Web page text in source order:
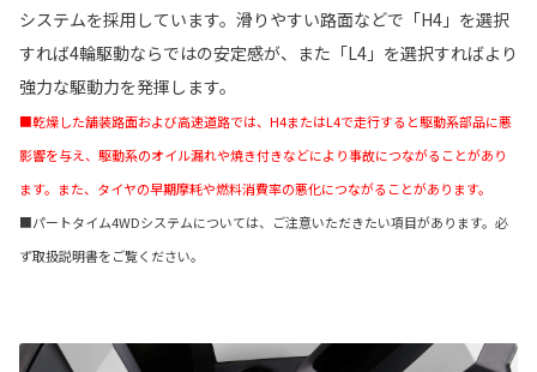
システムを採用しています。滑りやすい路面などで「H4」を選択
すれば4輪駆動ならではの安定感が、また「L4」を選択すればより
強力な駆動力を発揮します。
■乾燥した舗装路面および高速道路では、H4またはL4で走行すると駆動系部品に悪
影響を与え、駆動系のオイル漏れや焼き付きなどにより事故につながることがあり
ます。また、タイヤの早期摩耗や燃料消費率の悪化につながることがあります。
■パートタイム4WDシステムについては、ご注意いただきたい項目があります。必
ず取扱説明書をご覧ください。